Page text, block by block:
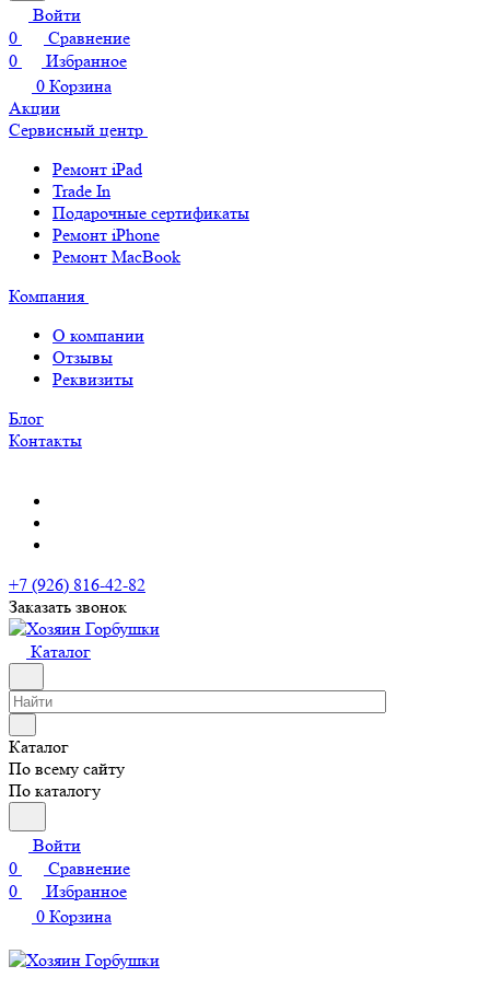
Войти
0
Сравнение
0
Избранное
0 Корзина
Акции
Сервисный центр
Ремонт iPad
Trade In
Подарочные сертификаты
Ремонт iPhone
Ремонт MacBook
Компания
О компании
Отзывы
Реквизиты
Блог
Контакты
+7 (926) 816-42-82
Заказать звонок
Каталог
Каталог
По всему сайту
По каталогу
Войти
0
Сравнение
0
Избранное
0 Корзина